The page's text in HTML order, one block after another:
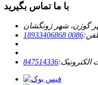
با ما تماس بگیرید
0086 18933406868
الکترونیک: